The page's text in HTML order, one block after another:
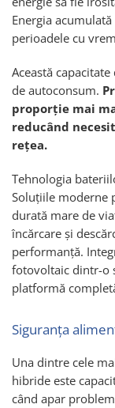
Energia
perioadele cu
Această
de autoconsum.
proporție mai
reducând
rețea.
Tehnologia
Soluțiile moderne
durată mare de
încărcare și
performanță.
fotovoltaic dintr-o
platformă
Siguranța
Una dintre cele
hibride este
când apar